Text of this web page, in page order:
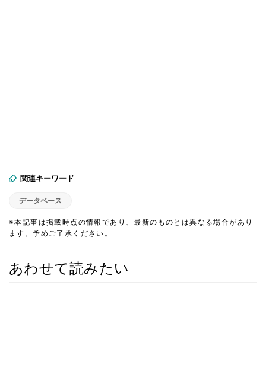
関連キーワード
データベース
※本記事は掲載時点の情報であり、最新のものとは異なる場合があり
ます。予めご了承ください。
あわせて読みたい